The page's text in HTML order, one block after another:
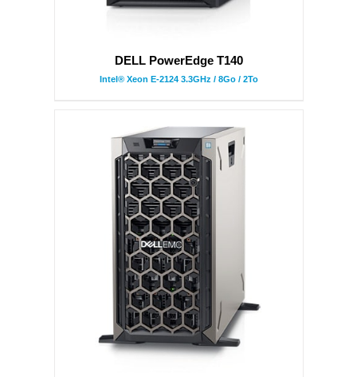
DELL PowerEdge T140
Intel® Xeon E-2124 3.3GHz / 8Go / 2To